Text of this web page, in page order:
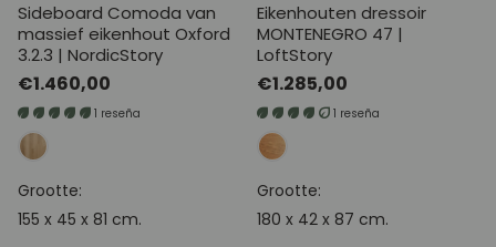
Sideboard Comoda van
massief eikenhout Oxford
3.2.3 | NordicStory
Normale
prijs
€1.460,00
1 reseña
Grootte:
155 x 45 x 81 cm.
Eikenhouten dressoir
MONTENEGRO 47 |
LoftStory
Normale
prijs
€1.285,00
1 reseña
Grootte:
180 x 42 x 87 cm.